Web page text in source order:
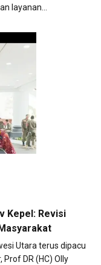
layanan…
Kepel: Revisi
Utara terus dipacu
DR (HC) Olly